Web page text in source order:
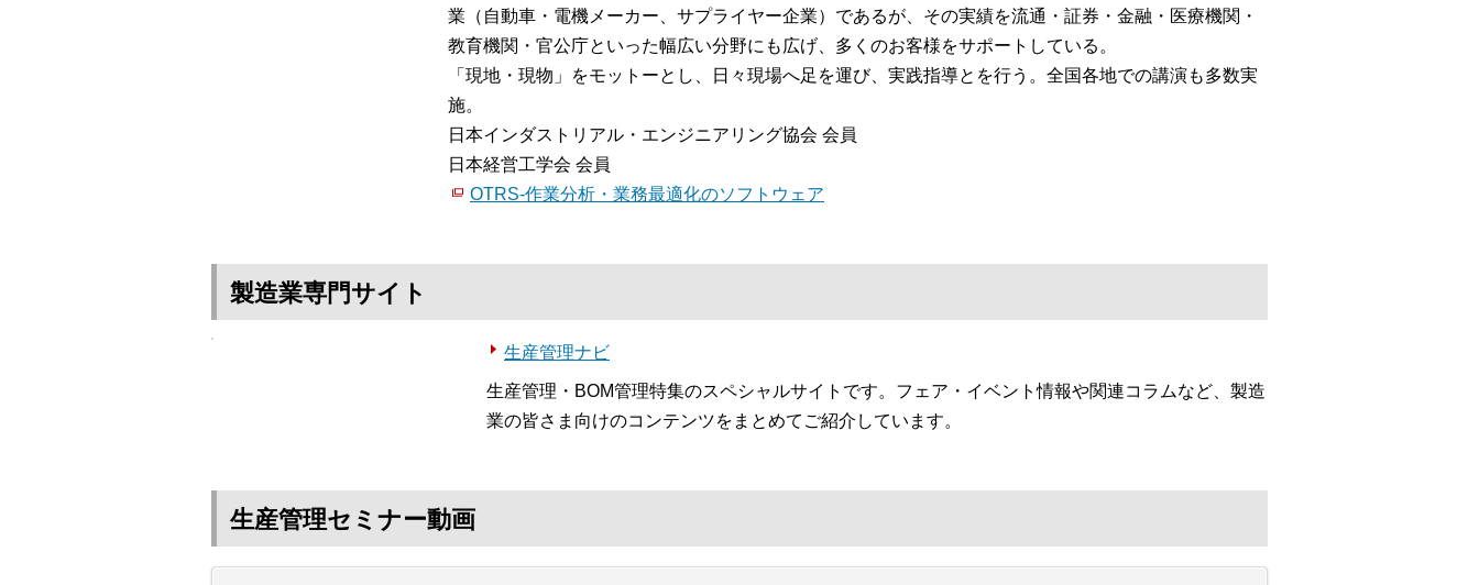
業（自動車・電機メーカー、サプライヤー企業）であるが、その実績を流通・証券・金融・医療機関・
教育機関・官公庁といった幅広い分野にも広げ、多くのお客様をサポートしている。
「現地・現物」をモットーとし、日々現場へ足を運び、実践指導とを行う。全国各地での講演も多数実
施。
日本インダストリアル・エンジニアリング協会 会員
日本経営工学会 会員
OTRS-作業分析・業務最適化のソフトウェア
製造業専門サイト
生産管理ナビ
生産管理・BOM管理特集のスペシャルサイトです。フェア・イベント情報や関連コラムなど、製造
業の皆さま向けのコンテンツをまとめてご紹介しています。
生産管理セミナー動画